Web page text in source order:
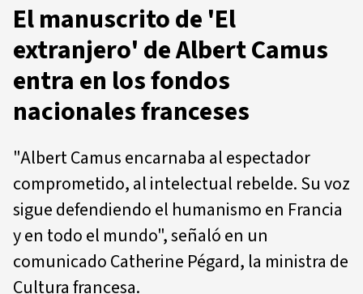
El manuscrito de 'El
extranjero' de Albert Camus
entra en los fondos
nacionales franceses
"Albert Camus encarnaba al espectador
comprometido, al intelectual rebelde. Su voz
sigue defendiendo el humanismo en Francia
y en todo el mundo", señaló en un
comunicado Catherine Pégard, la ministra de
Cultura francesa.